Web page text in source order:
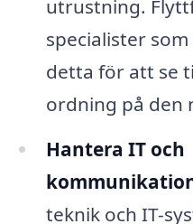
utrustning.
specialister
detta för att se
ordning på den
Hantera IT och
teknik och IT-